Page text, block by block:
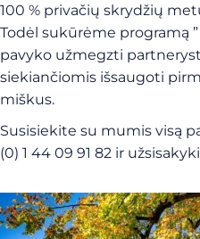
100 % privačių skrydžių
Todėl sukūrėme programą ”
pavyko užmegzti
siekiančiomis išsaugoti
miškus.
Susisiekite su mumis visą
(0) 1 44 09 91 82 ir